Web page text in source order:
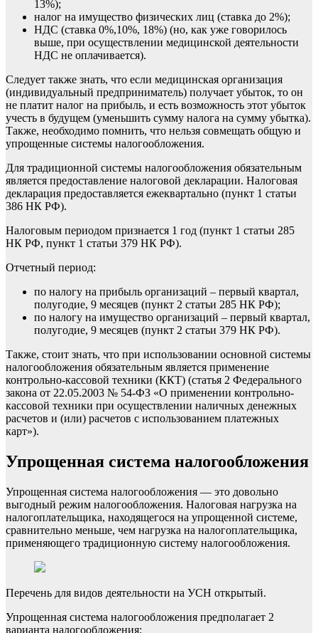
13%);
налог на имущество физических лиц (ставка до 2%);
НДС (ставка 0%,10%, 18%) (но, как уже говорилось
выше, при осуществлении медицинской деятельности
НДС не оплачивается).
Следует также знать, что если медицинская организация
(индивидуальный предприниматель) получает убыток, то он
не платит налог на прибыль, и есть возможность этот убыток
учесть в будущем (уменьшить сумму налога на сумму убытка).
Также, необходимо помнить, что нельзя совмещать общую и
упрощенные системы налогообложения.
Для традиционной системы налогообложения обязательным
является предоставление налоговой декларации. Налоговая
декларация предоставляется ежеквартально (пункт 1 статьи
386 НК РФ).
Налоговым периодом признается 1 год (пункт 1 статьи 285
НК РФ, пункт 1 статьи 379 НК РФ).
Отчетный период:
по налогу на прибыль организаций – первый квартал,
полугодие, 9 месяцев (пункт 2 статьи 285 НК РФ);
по налогу на имущество организаций – первый квартал,
полугодие, 9 месяцев (пункт 2 статьи 379 НК РФ).
Также, стоит знать, что при использовании основной системы
налогообложения обязательным является применение
контрольно-кассовой техники (ККТ) (статья 2 Федерального
закона от 22.05.2003 № 54-ФЗ «О применении контрольно-
кассовой техники при осуществлении наличных денежных
расчетов и (или) расчетов с использованием платежных
карт»).
Упрощенная система налогообложения
Упрощенная система налогообложения — это довольно
выгодный режим налогообложения. Налоговая нагрузка на
налогоплательщика, находящегося на упрощенной системе,
сравнительно меньше, чем нагрузка на налогоплательщика,
применяющего традиционную систему налогообложения.
Перечень для видов деятельности на УСН открытый.
Упрощенная система налогообложения предполагает 2
варианта налогообложения: